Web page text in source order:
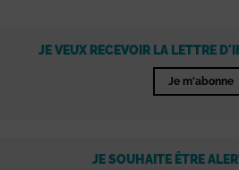
JE VEUX RECEVOIR LA LETTRE
Je m'abonne
JE SOUHAITE ÊTRE